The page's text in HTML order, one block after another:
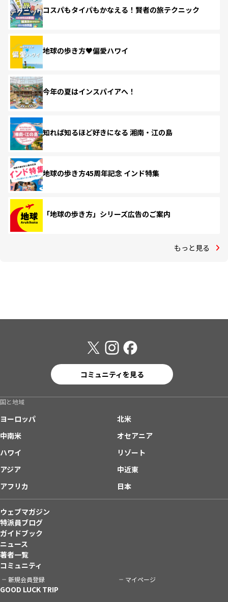
コスパもタイパもかなえる！賢者の旅テクニック
地球の歩き方♥偏愛ハワイ
今年の夏はインスパイアへ！
知れば知るほど好きになる 湘南・江の島
地球の歩き方45周年記念 インド特集
「地球の歩き方」シリーズ広告のご案内
もっと見る
コミュニティを見る
国と地域
ヨーロッパ
北米
中南米
オセアニア
ハワイ
リゾート
アジア
中近東
アフリカ
日本
ウェブマガジン
特派員ブログ
ガイドブック
ニュース
著者一覧
コミュニティ
新規会員登録 マイページ
GOOD LUCK TRIP